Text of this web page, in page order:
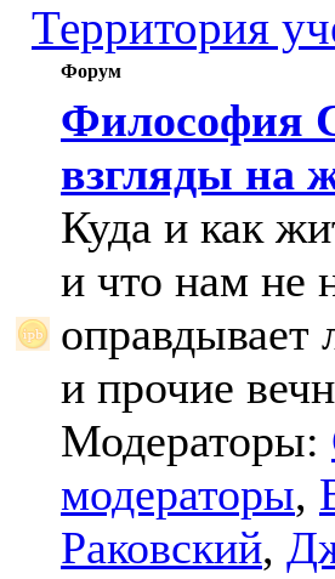
Территория
Форум
Философия
взгляды на
Куда и как
и что нам не
оправдывает
и прочие
Модераторы:
модераторы,
Раковский,